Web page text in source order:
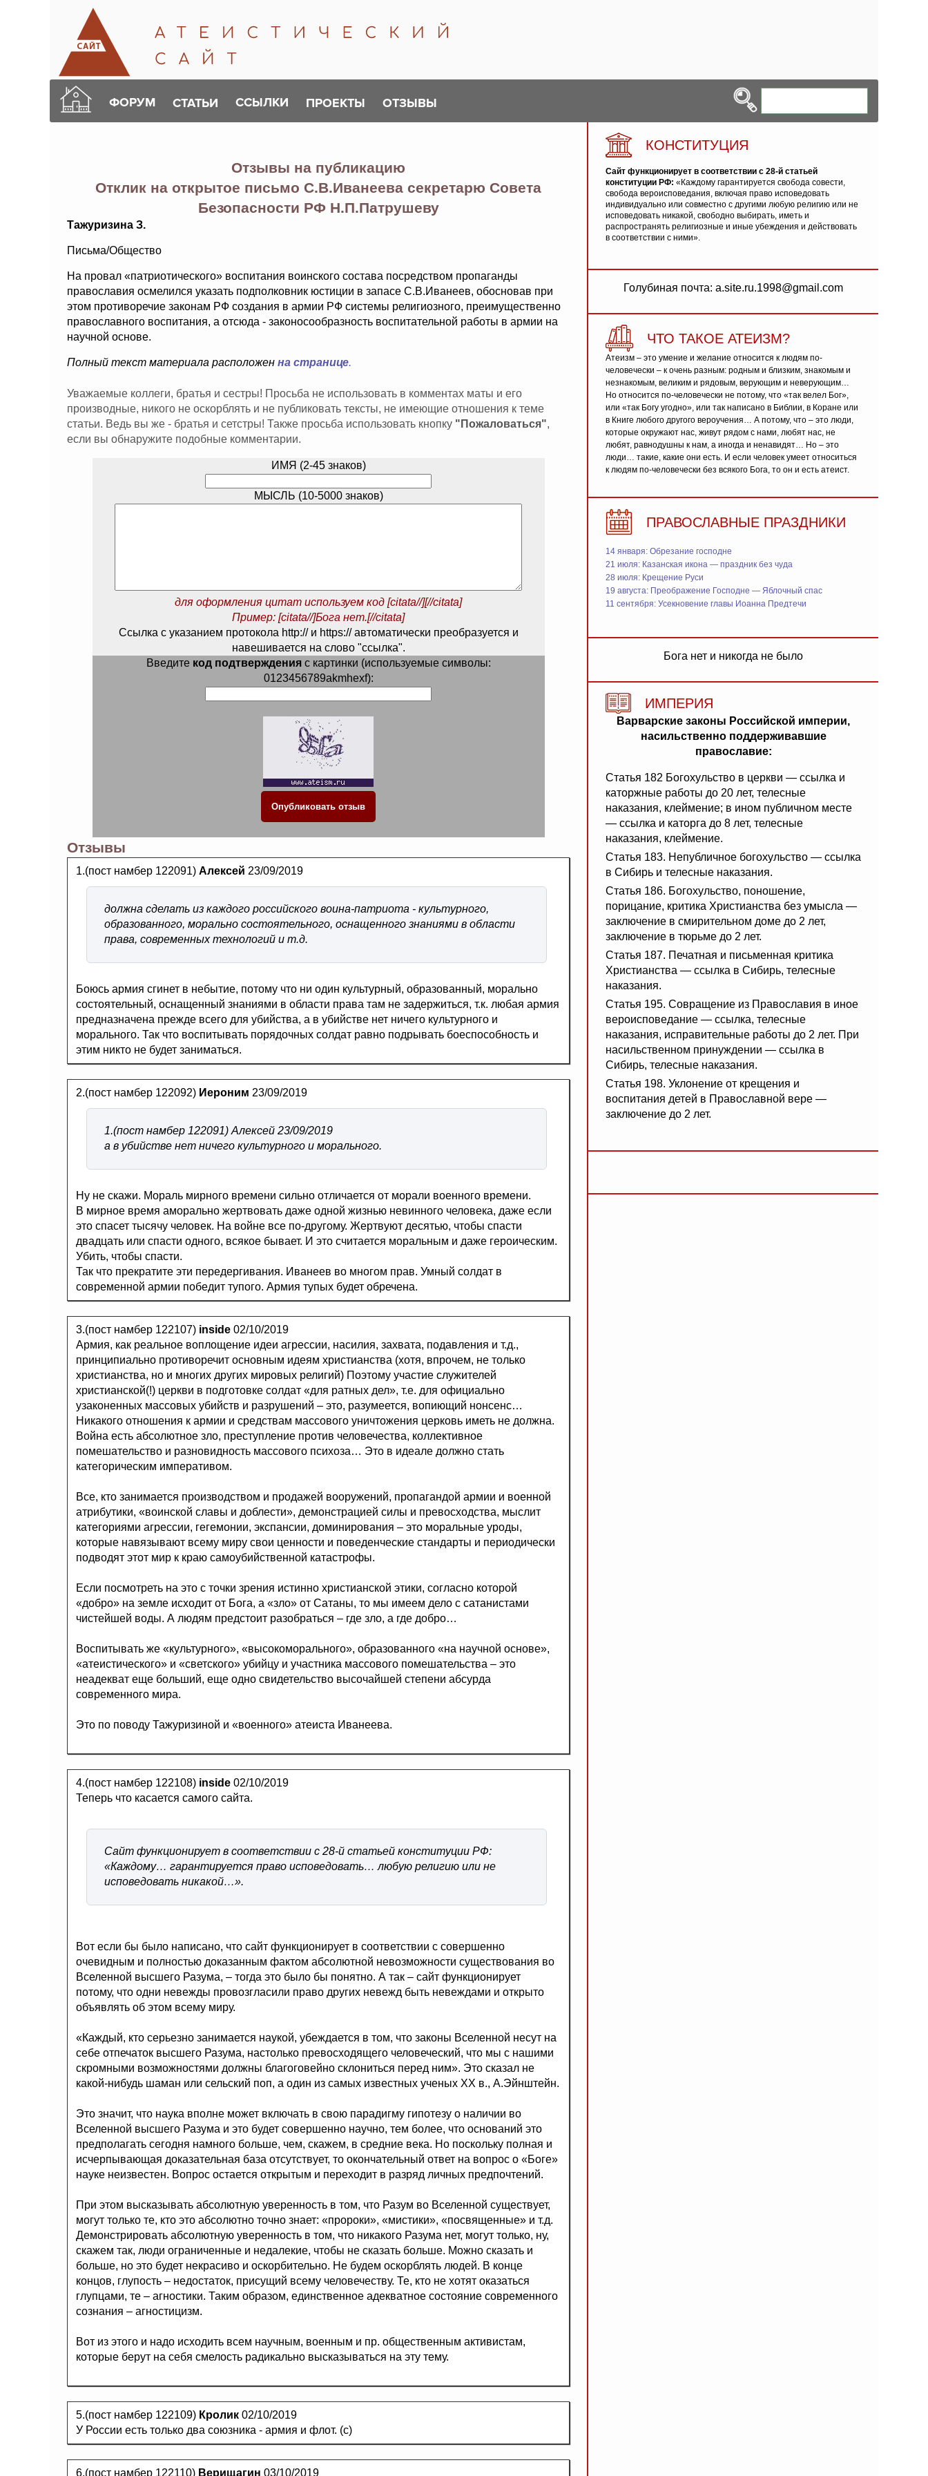
ФОРУМ СТАТЬИ ССЫЛКИ ПРОЕКТЫ ОТЗЫВЫ
Отзывы на публикацию
Отклик на открытое письмо С.В.Иванеева секретарю Совета
Безопасности РФ Н.П.Патрушеву
Тажуризина З.
Письма/Общество
На провал «патриотического» воспитания воинского состава посредством пропаганды
православия осмелился указать подполковник юстиции в запасе С.В.Иванеев, обосновав при
этом противоречие законам РФ создания в армии РФ системы религиозного, преимущественно
православного воспитания, а отсюда - законосообразность воспитательной работы в армии на
научной основе.
Полный текст материала расположен на странице.
Уважаемые коллеги, братья и сестры! Просьба не использовать в комментах маты и его
производные, никого не оскорблять и не публиковать тексты, не имеющие отношения к теме
статьи. Ведь вы же - братья и сетстры! Также просьба использовать кнопку "Пожаловаться",
если вы обнаружите подобные комментарии.
ИМЯ (2-45 знаков)
МЫСЛЬ (10-5000 знаков)
для оформления цитат используем код [citata//][//citata]
Пример: [citata//]Бога нет.[//citata]
Ссылка с указанием протокола http:// и https:// автоматически преобразуется и
навешивается на слово "ссылка".
Введите код подтвержденияс картинки (используемые символы:
0123456789akmhexf):
Отзывы
1.(пост намбер 122091) Алексей 23/09/2019
должна сделать из каждого российского воина-патриота - культурного,
образованного, морально состоятельного, оснащенного знаниями в области
права, современных технологий и т.д.
Боюсь армия сгинет в небытие, потому что ни один культурный, образованный, морально
состоятельный, оснащенный знаниями в области права там не задержиться, т.к. любая армия
предназначена прежде всего для убийства, а в убийстве нет ничего культурного и
морального. Так что воспитывать порядочных солдат равно подрывать боеспособность и
этим никто не будет заниматься.
2.(пост намбер 122092) Иероним 23/09/2019
1.(пост намбер 122091) Алексей 23/09/2019
а в убийстве нет ничего культурного и морального.
Ну не скажи. Мораль мирного времени сильно отличается от морали военного времени.
В мирное время аморально жертвовать даже одной жизнью невинного человека, даже если
это спасет тысячу человек. На войне все по-другому. Жертвуют десятью, чтобы спасти
двадцать или спасти одного, всякое бывает. И это считается моральным и даже героическим.
Убить, чтобы спасти.
Так что прекратите эти передергивания. Иванеев во многом прав. Умный солдат в
современной армии победит тупого. Армия тупых будет обречена.
3.(пост намбер 122107) inside 02/10/2019
Армия, как реальное воплощение идеи агрессии, насилия, захвата, подавления и т.д.,
принципиально противоречит основным идеям христианства (хотя, впрочем, не только
христианства, но и многих других мировых религий) Поэтому участие служителей
христианской(!) церкви в подготовке солдат «для ратных дел», т.е. для официально
узаконенных массовых убийств и разрушений – это, разумеется, вопиющий нонсенс…
Никакого отношения к армии и средствам массового уничтожения церковь иметь не должна.
Война есть абсолютное зло, преступление против человечества, коллективное
помешательство и разновидность массового психоза… Это в идеале должно стать
категорическим императивом.
Все, кто занимается производством и продажей вооружений, пропагандой армии и военной
атрибутики, «воинской славы и доблести», демонстрацией силы и превосходства, мыслит
категориями агрессии, гегемонии, экспансии, доминирования – это моральные уроды,
которые навязывают всему миру свои ценности и поведенческие стандарты и периодически
подводят этот мир к краю самоубийственной катастрофы.
Если посмотреть на это с точки зрения истинно христианской этики, согласно которой
«добро» на земле исходит от Бога, а «зло» от Сатаны, то мы имеем дело с сатанистами
чистейшей воды. А людям предстоит разобраться – где зло, а где добро…
Воспитывать же «культурного», «высокоморального», образованного «на научной основе»,
«атеистического» и «светского» убийцу и участника массового помешательства – это
неадекват еще больший, еще одно свидетельство высочайшей степени абсурда
современного мира.
Это по поводу Тажуризиной и «военного» атеиста Иванеева.
4.(пост намбер 122108) inside 02/10/2019
Теперь что касается самого сайта.
Сайт функционирует в соответствии с 28-й статьей конституции РФ:
«Каждому… гарантируется право исповедовать… любую религию или не
исповедовать никакой…».
Вот если бы было написано, что сайт функционирует в соответствии с совершенно
очевидным и полностью доказанным фактом абсолютной невозможности существования во
Вселенной высшего Разума, – тогда это было бы понятно. А так – сайт функционирует
потому, что одни невежды провозгласили право других невежд быть невеждами и открыто
объявлять об этом всему миру.
«Каждый, кто серьезно занимается наукой, убеждается в том, что законы Вселенной несут на
себе отпечаток высшего Разума, настолько превосходящего человеческий, что мы с нашими
скромными возможностями должны благоговейно склониться перед ним». Это сказал не
какой-нибудь шаман или сельский поп, а один из самых известных ученых ХХ в., А.Эйнштейн.
Это значит, что наука вполне может включать в свою парадигму гипотезу о наличии во
Вселенной высшего Разума и это будет совершенно научно, тем более, что оснований это
предполагать сегодня намного больше, чем, скажем, в средние века. Но поскольку полная и
исчерпывающая доказательная база отсутствует, то окончательный ответ на вопрос о «Боге»
науке неизвестен. Вопрос остается открытым и переходит в разряд личных предпочтений.
При этом высказывать абсолютную уверенность в том, что Разум во Вселенной существует,
могут только те, кто это абсолютно точно знает: «пророки», «мистики», «посвященные» и т.д.
Демонстрировать абсолютную уверенность в том, что никакого Разума нет, могут только, ну,
скажем так, люди ограниченные и недалекие, чтобы не сказать больше. Можно сказать и
больше, но это будет некрасиво и оскорбительно. Не будем оскорблять людей. В конце
концов, глупость – недостаток, присущий всему человечеству. Те, кто не хотят оказаться
глупцами, те – агностики. Таким образом, единственное адекватное состояние современного
сознания – агностицизм.
Вот из этого и надо исходить всем научным, военным и пр. общественным активистам,
которые берут на себя смелость радикально высказываться на эту тему.
5.(пост намбер 122109) Кролик 02/10/2019
У России есть только два союзника - армия и флот. (с)
6.(пост намбер 122110) Верищагин 03/10/2019
КОНСТИТУЦИЯ
Сайт функционирует в соответствии с 28-й статьей
конституции РФ: «Каждому гарантируется свобода совести,
свобода вероисповедания, включая право исповедовать
индивидуально или совместно с другими любую религию или не
исповедовать никакой, свободно выбирать, иметь и
распространять религиозные и иные убеждения и действовать
в соответствии с ними».
Голубиная почта: a.site.ru.1998@gmail.com
ЧТО ТАКОЕ АТЕИЗМ?
Атеизм – это умение и желание относится к людям по-
человечески – к очень разным: родным и близким, знакомым и
незнакомым, великим и рядовым, верующим и неверующим…
Но относится по-человечески не потому, что «так велел Бог»,
или «так Богу угодно», или так написано в Библии, в Коране или
в Книге любого другого вероучения… А потому, что – это люди,
которые окружают нас, живут рядом с нами, любят нас, не
любят, равнодушны к нам, а иногда и ненавидят… Но – это
люди… такие, какие они есть. И если человек умеет относиться
к людям по-человечески без всякого Бога, то он и есть атеист.
ПРАВОСЛАВНЫЕ ПРАЗДНИКИ
14 января: Обрезание господне
21 июля: Казанская икона — праздник без чуда
28 июля: Крещение Руси
19 августа: Преображение Господне — Яблочный спас
11 сентября: Усекновение главы Иоанна Предтечи
Бога нет и никогда не было
ИМПЕРИЯ
Варварские законы Российской империи,
насильственно поддерживавшие
православие:
Статья 182 Богохульство в церкви — ссылка и
каторжные работы до 20 лет, телесные
наказания, клеймение; в ином публичном месте
— ссылка и каторга до 8 лет, телесные
наказания, клеймение.
Статья 183. Непубличное богохульство — ссылка
в Сибирь и телесные наказания.
Статья 186. Богохульство, поношение,
порицание, критика Христианства без умысла —
заключение в смирительном доме до 2 лет,
заключение в тюрьме до 2 лет.
Статья 187. Печатная и письменная критика
Христианства — ссылка в Сибирь, телесные
наказания.
Статья 195. Совращение из Православия в иное
вероисповедание — ссылка, телесные
наказания, исправительные работы до 2 лет. При
насильственном принуждении — ссылка в
Сибирь, телесные наказания.
Статья 198. Уклонение от крещения и
воспитания детей в Православной вере —
заключение до 2 лет.